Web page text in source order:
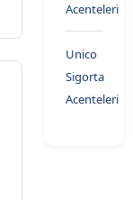
Acenteleri
Unico
Sigorta
Acenteleri